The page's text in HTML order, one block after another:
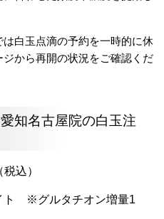
白玉点滴の予約を一時的に休
から再開の状況をご確認くだ
知名古屋院の白玉注
込）
ト ※グルタチオン増量1